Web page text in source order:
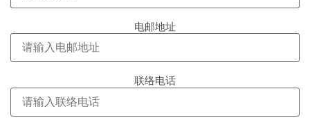
电邮地址
联络电话